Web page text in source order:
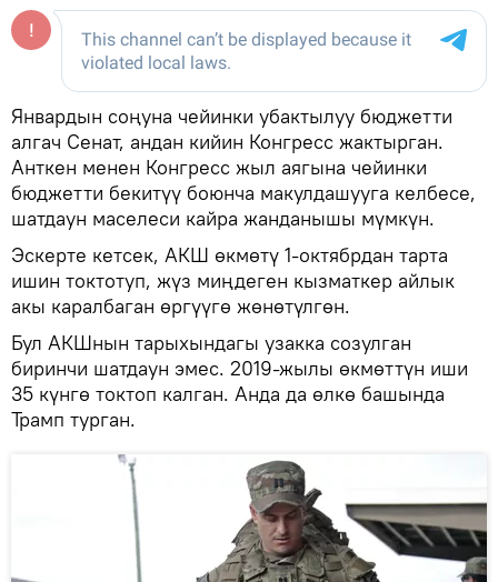
Январдын соңуна чейинки убактылуу бюджетти
алгач Сенат, андан кийин Конгресс жактырган.
Анткен менен Конгресс жыл аягына чейинки
бюджетти бекитүү боюнча макулдашууга келбесе,
шатдаун маселеси кайра жанданышы мүмкүн.
Эскерте кетсек, АКШ өкмөтү 1-октябрдан тарта
ишин токтотуп, жүз миңдеген кызматкер айлык
акы каралбаган өргүүгө жөнөтүлгөн.
Бул АКШнын тарыхындагы узакка созулган
биринчи шатдаун эмес. 2019-жылы өкмөттүн иши
35 күнгө токтоп калган. Анда да өлкө башында
Трамп турган.